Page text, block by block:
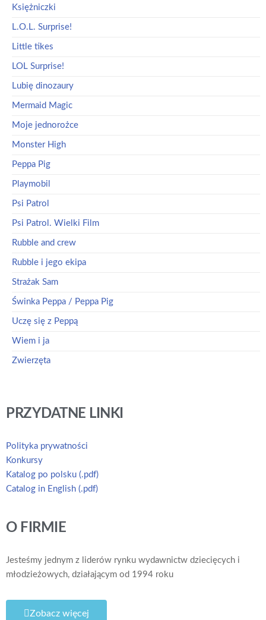
Księżniczki
L.O.L. Surprise!
Little tikes
LOL Surprise!
Lubię dinozaury
Mermaid Magic
Moje jednorożce
Monster High
Peppa Pig
Playmobil
Psi Patrol
Psi Patrol. Wielki Film
Rubble and crew
Rubble i jego ekipa
Strażak Sam
Świnka Peppa / Peppa Pig
Uczę się z Peppą
Wiem i ja
Zwierzęta
PRZYDATNE LINKI
Polityka prywatności
Konkursy
Katalog po polsku (.pdf)
Catalog in English (.pdf)
O FIRMIE
Jesteśmy jednym z liderów rynku wydawnictw dziecięcych i
młodzieżowych, działającym od 1994 roku
Zobacz więcej